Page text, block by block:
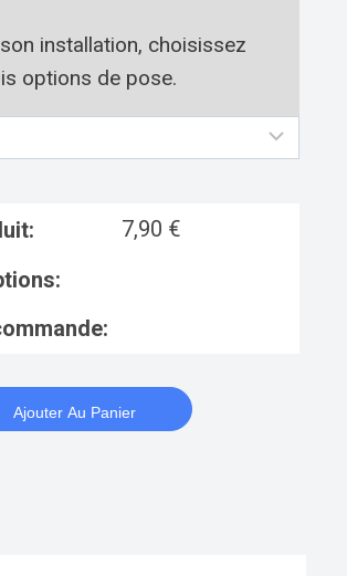
installation, choisissez
options de pose.
7,90 €
Ajouter Au Panier